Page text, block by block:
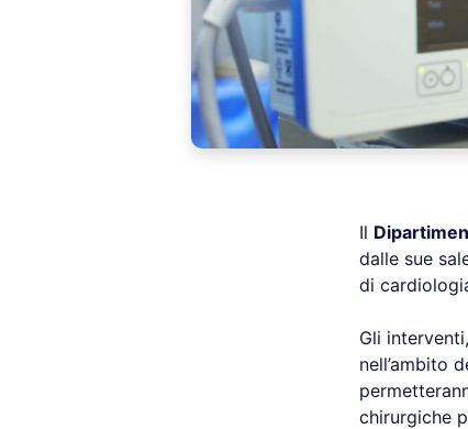
Il
dalle sue
di
Gli
nell’ambito
chirurgiche